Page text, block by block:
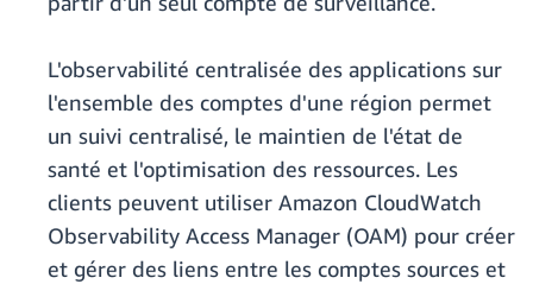
L'observabilité centralisée des applications sur
l'ensemble des comptes d'une région permet
un suivi centralisé, le maintien de l'état de
santé et l'optimisation des ressources. Les
clients peuvent utiliser Amazon CloudWatch
Observability Access Manager (OAM) pour créer
et gérer des liens entre les comptes sources et